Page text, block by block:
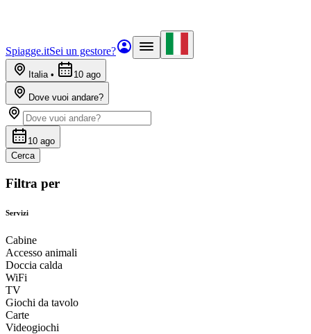
Spiagge.itSei un gestore?
Italia• 10 ago
Dove vuoi andare?
10 ago
Cerca
Filtra per
Servizi
Cabine
Accesso animali
Doccia calda
WiFi
TV
Giochi da tavolo
Carte
Videogiochi